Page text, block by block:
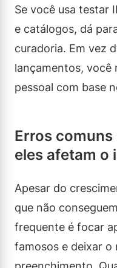
Se você usa testar
e catálogos, dá
curadoria. Em vez
lançamentos, você
pessoal com base
Erros
eles afetam o
Apesar do
que não
frequente é focar
famosos e deixar o